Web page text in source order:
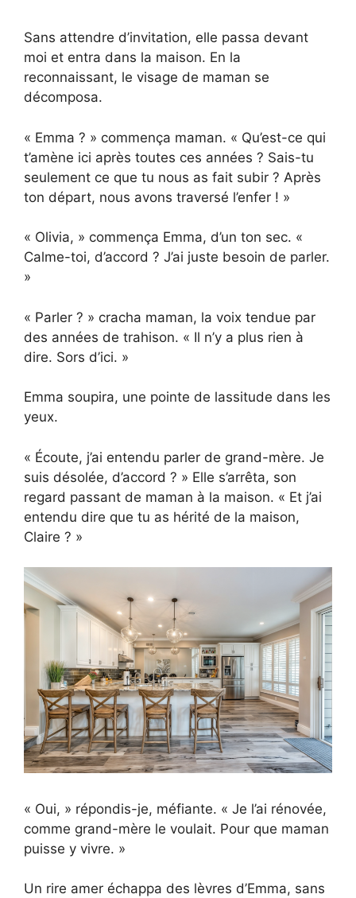
Sans attendre d’invitation, elle passa devant
moi et entra dans la maison. En la
reconnaissant, le visage de maman se
décomposa.
« Emma ? » commença maman. « Qu’est-ce qui
t’amène ici après toutes ces années ? Sais-tu
seulement ce que tu nous as fait subir ? Après
ton départ, nous avons traversé l’enfer ! »
« Olivia, » commença Emma, d’un ton sec. «
Calme-toi, d’accord ? J’ai juste besoin de parler.
»
« Parler ? » cracha maman, la voix tendue par
des années de trahison. « Il n’y a plus rien à
dire. Sors d’ici. »
Emma soupira, une pointe de lassitude dans les
yeux.
« Écoute, j’ai entendu parler de grand-mère. Je
suis désolée, d’accord ? » Elle s’arrêta, son
regard passant de maman à la maison. « Et j’ai
entendu dire que tu as hérité de la maison,
Claire ? »
« Oui, » répondis-je, méfiante. « Je l’ai rénovée,
comme grand-mère le voulait. Pour que maman
puisse y vivre. »
Un rire amer échappa des lèvres d’Emma, sans